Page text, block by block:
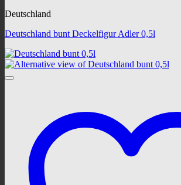
Deutschland
Deutschland bunt Deckelfigur Adler 0,5l